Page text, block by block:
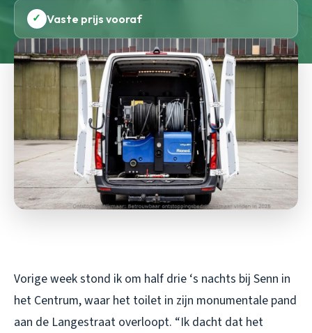
✓ Vaste prijs vooraf
Vorige week stond ik om half drie ‘s nachts bij Senn in
het Centrum, waar het toilet in zijn monumentale pand
aan de Langestraat overloopt. “Ik dacht dat het